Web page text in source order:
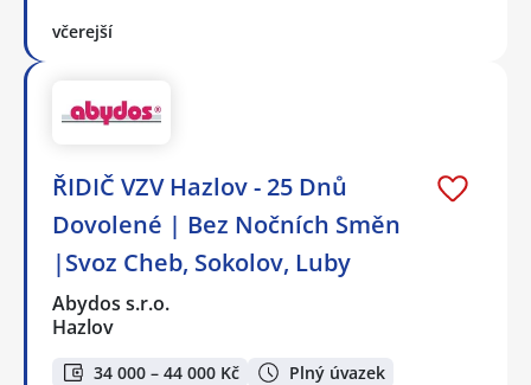
včerejší
ŘIDIČ VZV Hazlov - 25 Dnů
Dovolené | Bez Nočních Směn
|Svoz Cheb, Sokolov, Luby
Abydos s.r.o.
Hazlov
34 000 – 44 000 Kč
Plný úvazek